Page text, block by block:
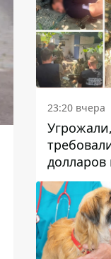
23:20 вчера
долларов
мужчин